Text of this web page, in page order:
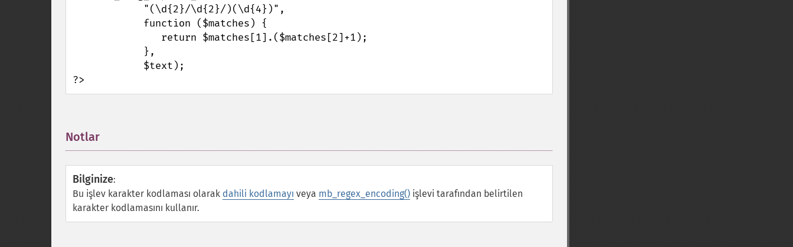
?>
Notlar
Bilginize:
Bu işlev karakter kodlaması olarak dahili kodlamayı veya mb_regex_encoding() işlevi tarafından belirtilen
karakter kodlamasını kullanır.